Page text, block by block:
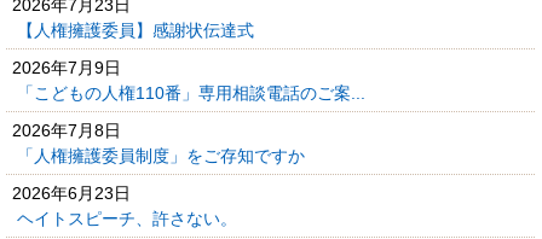
2026年7月23日
【人権擁護委員】感謝状伝達式
2026年7月9日
「こどもの人権110番」専用相談電話のご案...
2026年7月8日
「人権擁護委員制度」をご存知ですか
2026年6月23日
ヘイトスピーチ、許さない。